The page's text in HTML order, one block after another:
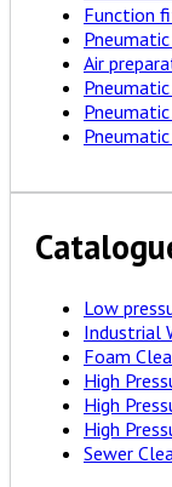
Function
Air
Low
Industrial
Foam
High
High
High
Sewer